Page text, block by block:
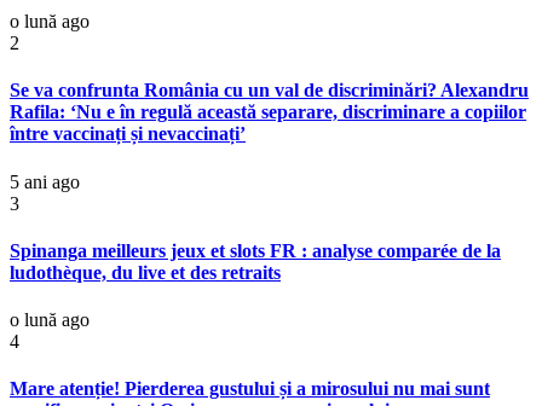
o lună ago
2
Se va confrunta România cu un val de discriminări? Alexandru
Rafila: ‘Nu e în regulă această separare, discriminare a copiilor
între vaccinați și nevaccinați’
5 ani ago
3
Spinanga meilleurs jeux et slots FR : analyse comparée de la
ludothèque, du live et des retraits
o lună ago
4
Mare atenție! Pierderea gustului și a mirosului nu mai sunt